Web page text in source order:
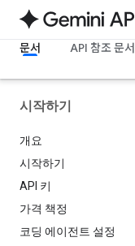
문서 API 참조 문서
시작하기
개요
시작하기
API 키
가격 책정
코딩 에이전트 설정